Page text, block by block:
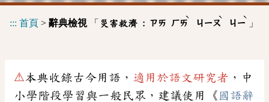
::: 首頁 > 辭典檢視「 災害救濟 : ㄗㄞ ㄏㄞ
ˋ
ㄐㄧㄡ
ˋ
ㄐㄧ
ˋ
」
⚠本典收錄古今用語， 適用於語文研究者 ，中
小學階段學習與一般民眾，建議使用《 國語辭